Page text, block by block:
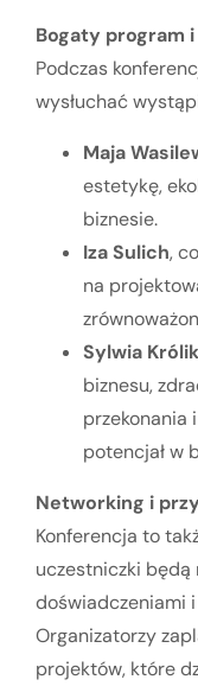
Bogaty program
Podczas
wysłuchać
Maja
estetykę,
biznesie.
Iza Sulich,
na
Sylwia
biznesu,
przekonania
potencjał w
Networking i
Konferencja to
uczestniczki będą
doświadczeniami
Organizatorzy
projektów, które